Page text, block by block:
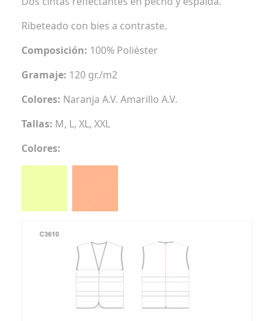
Ribeteado con bies a contraste.
Composición: 100% Poliéster
Gramaje: 120 gr./m2
Colores: Naranja A.V. Amarillo A.V.
Tallas: M, L, XL, XXL
Colores: